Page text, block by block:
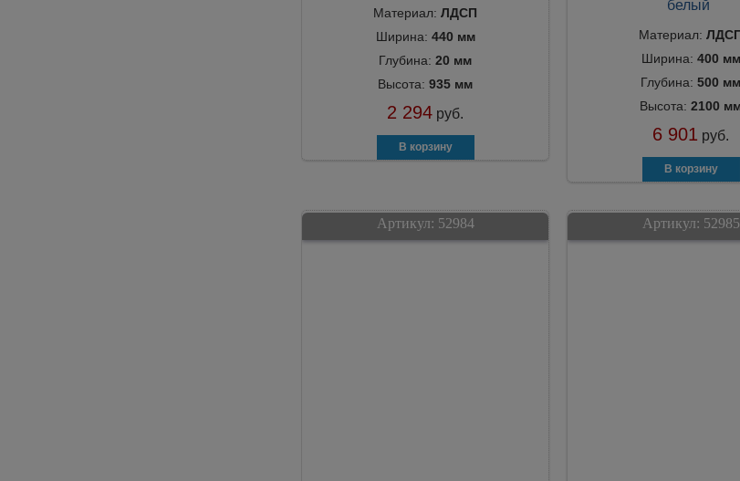
Материал: ЛДСП
Ширина: 440 мм
Глубина: 20 мм
Высота: 935 мм
2 294 руб.
белый
Материал:
Ширина: 400 мм
Глубина: 500 мм
Высота: 2100
6 901 руб.
Артикул: 52984 Артикул: 52985